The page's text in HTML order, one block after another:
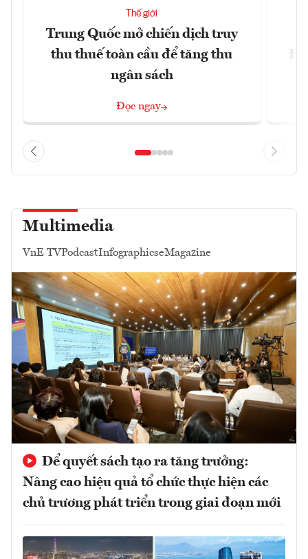
Thế giới
Trung Quốc mở chiến dịch truy
thu thuế toàn cầu để tăng thu
ngân sách
Đọc ngay
Multimedia
VnE TVPodcastInfographicseMagazine
Để quyết sách tạo ra tăng trưởng:
Nâng cao hiệu quả tổ chức thực hiện các
chủ trương phát triển trong giai đoạn mới